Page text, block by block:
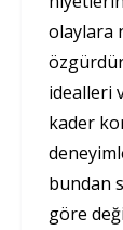
olaylara
idealleri
kader
bundan
göre